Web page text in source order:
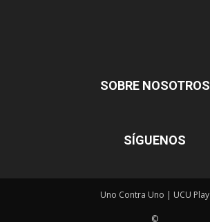
SOBRE NOSOTROS
SÍGUENOS
Uno Contra Uno | UCU Play
©